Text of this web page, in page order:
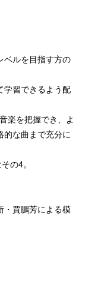
ベルを目指す方の
学習できるよう配
楽を把握でき、よ
的な曲まで充分に
の4。
・賈鵬芳による模